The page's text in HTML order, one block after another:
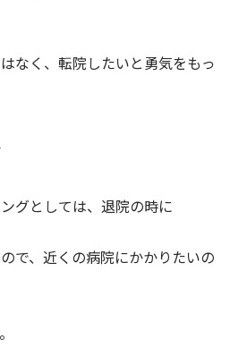
なく、転院したいと勇気をもっ
グとしては、退院の時に
で、近くの病院にかかりたいの